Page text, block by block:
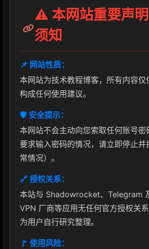
⚠️ 本网站重要声
须知
📌 网站性质：
本网站为技术教程博客，所有内容仅
构成任何使用建议。
🛡️ 安全提示：
本网站不会主动向您索取任何账号密
要求输入密码的情况，请立即停止并
常情况）。
🔗 授权关系：
本站与 Shadowrocket、Telegram
VPN 厂商等应用无任何官方授权关
为用户自行研究整理。
🚩 使用风险：